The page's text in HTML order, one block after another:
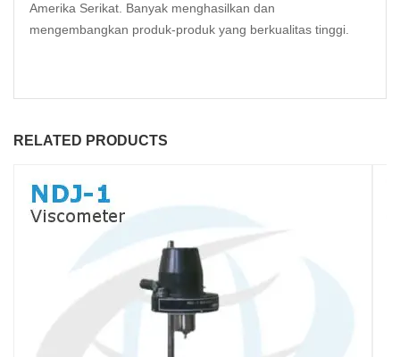
Amerika Serikat. Banyak menghasilkan dan
mengembangkan produk-produk yang berkualitas tinggi.
RELATED PRODUCTS